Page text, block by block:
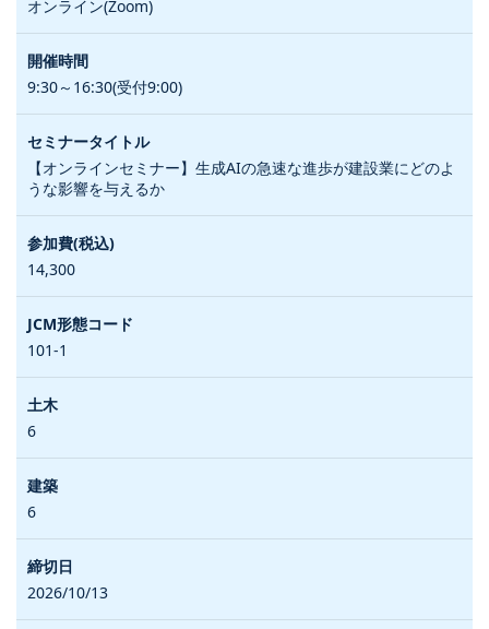
オンライン(Zoom)
9:30～16:30(受付9:00)
【オンラインセミナー】生成AIの急速な進歩が建設業にどのよ
うな影響を与えるか
14,300
101-1
6
6
2026/10/13